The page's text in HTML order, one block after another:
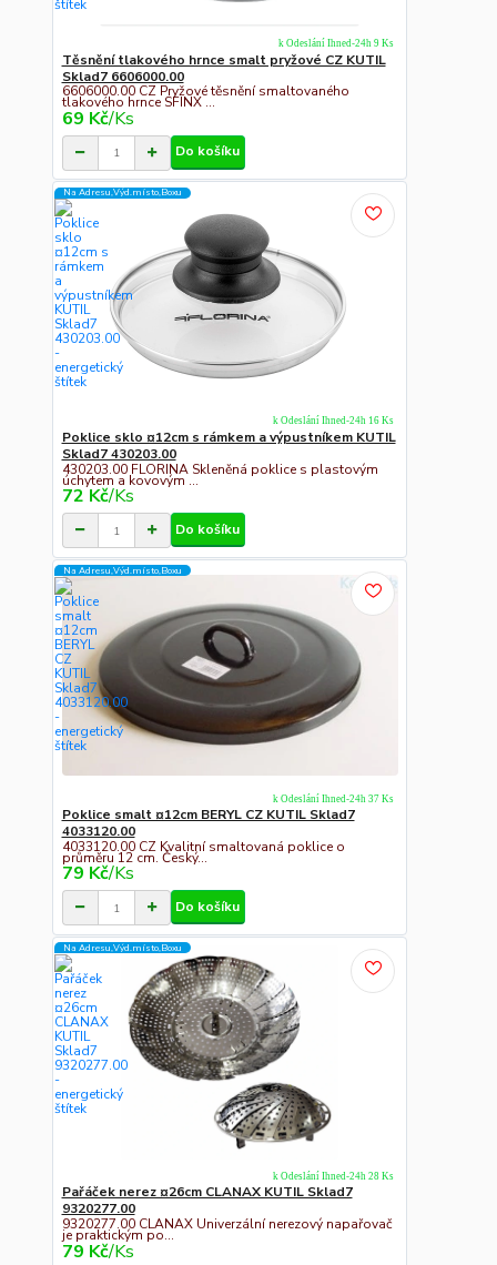
Těsnění tlakového hrnce smalt pryžové CZ KUTIL
Sklad7 6606000.00
6606000.00 CZ Pryžové těsnění smaltovaného
tlakového hrnce SFINX ...
69 Kč/Ks
k Odeslání Ihned-24h 9 Ks
Do košíku
Na Adresu,Výd.místo,Boxu
Poklice sklo ¤12cm s rámkem a výpustníkem KUTIL
Sklad7 430203.00
430203.00 FLORINA Skleněná poklice s plastovým
úchytem a kovovým ...
72 Kč/Ks
k Odeslání Ihned-24h 16 Ks
Do košíku
Na Adresu,Výd.místo,Boxu
Poklice smalt ¤12cm BERYL CZ KUTIL Sklad7
4033120.00
4033120.00 CZ Kvalitní smaltovaná poklice o
průměru 12 cm. Český...
79 Kč/Ks
k Odeslání Ihned-24h 37 Ks
Do košíku
Na Adresu,Výd.místo,Boxu
Pařáček nerez ¤26cm CLANAX KUTIL Sklad7
9320277.00
9320277.00 CLANAX Univerzální nerezový napařovač
je praktickým po...
79 Kč/Ks
k Odeslání Ihned-24h 28 Ks